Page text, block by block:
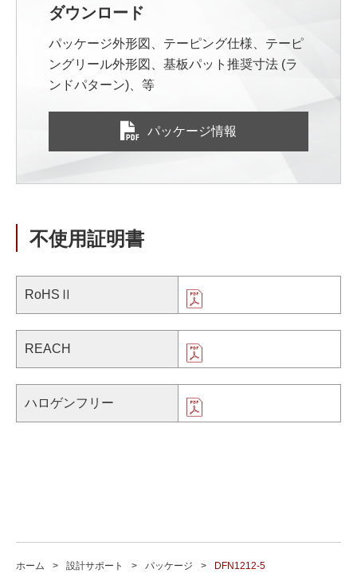
ダウンロード
パッケージ外形図、テーピング仕様、テーピ
ングリール外形図、基板パット推奨寸法 (ラ
ンドパターン)、等
パッケージ情報
不使用証明書
RoHSⅡ
REACH
ハロゲンフリー
ホーム 設計サポート パッケージ DFN1212-5